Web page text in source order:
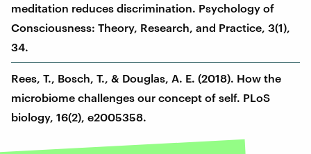
meditation reduces discrimination. Psychology of
Consciousness: Theory, Research, and Practice, 3(1),
34.
Rees, T., Bosch, T., & Douglas, A. E. (2018). How the
microbiome challenges our concept of self. PLoS
biology, 16(2), e2005358.